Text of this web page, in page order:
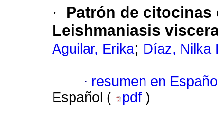
·
Patrón de citocinas
Leishmaniasis
Aguilar, Erika; Díaz, Nilka
· resumen en
Español (
pdf )